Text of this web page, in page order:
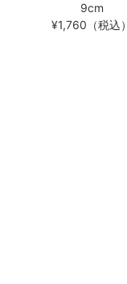
9cm
¥1,760（税込）